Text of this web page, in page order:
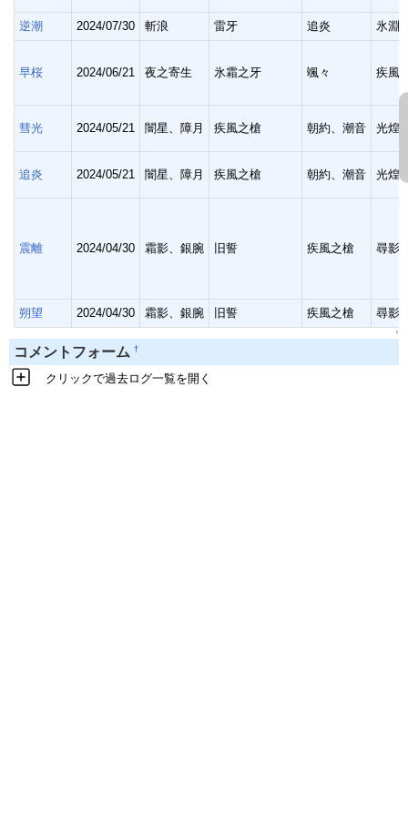
逆潮 2024/07/30 斬浪 雷牙 追炎 氷淵
早桜 2024/06/21 夜之寄生 氷霜之牙 颯々 疾風
彗光 2024/05/21 闇星、障月 疾風之槍 朝約、潮音 光煌
追炎 2024/05/21 闇星、障月 疾風之槍 朝約、潮音 光煌
震離 2024/04/30 霜影、銀腕 旧誓 疾風之槍 尋影
朔望 2024/04/30 霜影、銀腕 旧誓 疾風之槍 尋影
↑
コメントフォーム †
クリックで過去ログ一覧を開く